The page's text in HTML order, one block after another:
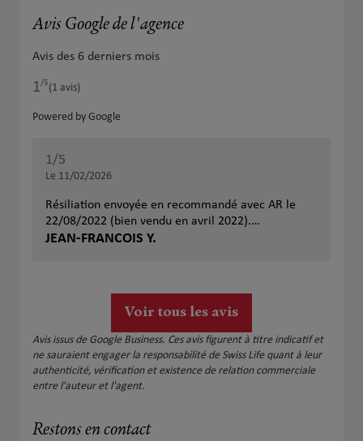
Avis Google de l'agence
Avis des 6 derniers mois
1/5Note de 1 sur 5
(1 avis)
Powered by Google
1/5
Le 11/02/2026
Résiliation envoyée en recommandé avec AR le
22/08/2022 (bien vendu en avril 2022).
Prélèvements ininterrompus jusqu’au 02/02/2026,
manifeste de l’agence. SwissLife n’est pas digne de
confiance. À éviter.
JEAN-FRANCOIS Y.
Voir tous les avis
Avis issus de Google Business. Ces avis figurent à titre indicatif et
ne sauraient engager la responsabilité de Swiss Life quant à leur
authenticité, vérification et existence de relation commerciale
entre l'auteur et l'agent.
Restons en contact